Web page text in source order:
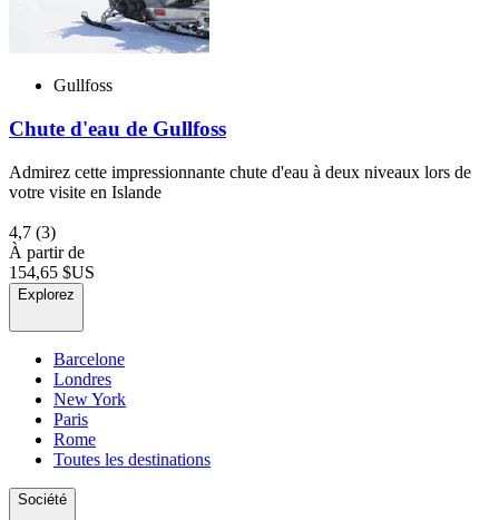
Gullfoss
Chute d'eau de Gullfoss
Admirez cette impressionnante chute d'eau à deux niveaux lors de
votre visite en Islande
4,7 (3)
À partir de
154,65 $US
Explorez
Barcelone
Londres
New York
Paris
Rome
Toutes les destinations
Société